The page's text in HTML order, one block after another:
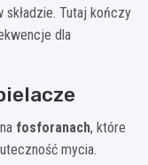
składzie. Tutaj kończy
dla
fosforanach, które
mycia.